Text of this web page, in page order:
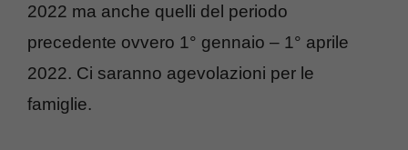
2022 ma anche quelli del periodo
precedente ovvero 1° gennaio – 1° aprile
2022. Ci saranno agevolazioni per le
famiglie.